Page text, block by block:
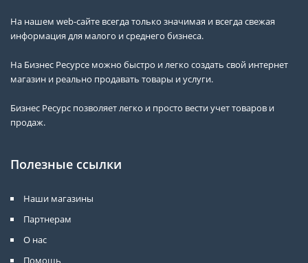
На нашем web-сайте всегда только значимая и всегда свежая
информация для малого и среднего бизнеса.
На Бизнес Ресурсе можно быстро и легко создать свой интернет
магазин и реально продавать товары и услуги.
Бизнес Ресурс позволяет легко и просто вести учет товаров и
продаж.
Полезные ссылки
Наши магазины
Партнерам
О нас
Помощь